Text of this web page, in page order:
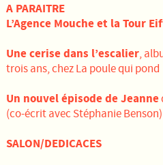
A PARAITRE
L’Agence Mouche et la Tour
Une cerise dans l’escalier,
trois ans, chez La poule qui pond
Un nouvel épisode de Jeanne
(co-écrit avec Stéphanie Benson)
SALON/DEDICACES